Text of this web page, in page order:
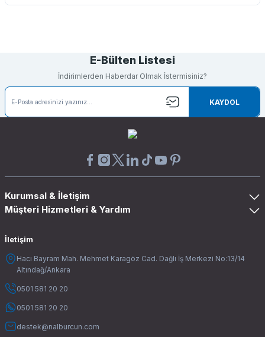
E-Bülten Listesi
İndirimlerden Haberdar Olmak İstermisiniz?
KAYDOL
Kurumsal & İletişim
Müşteri Hizmetleri & Yardım
İletişim
Hacı Bayram Mah. Mehmet Karagöz Cad. Dağlı İş Merkezi No:13/14
Altındağ/Ankara
0501 581 20 20
0501 581 20 20
destek@nalburcun.com